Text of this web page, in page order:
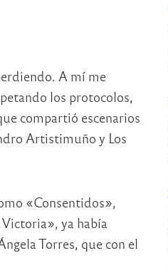
A mí me
los protocolos,
compartió escenarios
Artistimuño y Los
«Consentidos»,
ya había
Torres, que con el